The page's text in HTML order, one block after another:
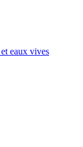
eaux vives